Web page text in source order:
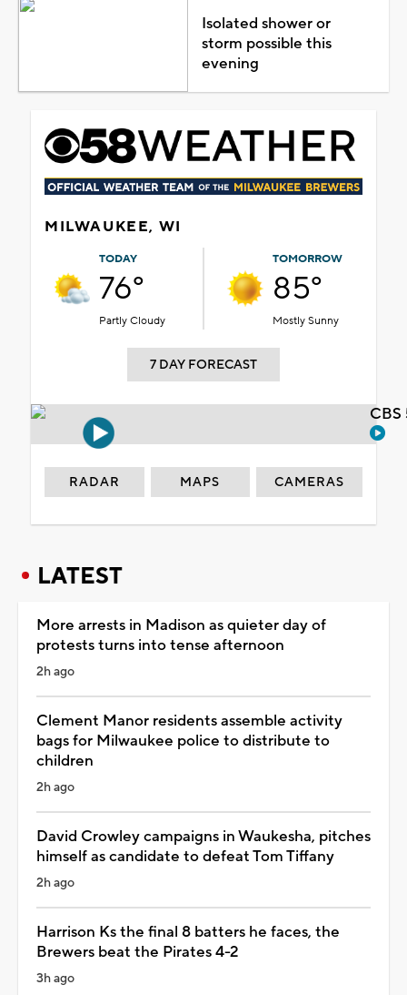
Isolated shower or
storm possible this
evening
MILWAUKEE, WI
TODAY
76°
Partly Cloudy
TOMORROW
85°
Mostly Sunny
7 DAY FORECAST
RADAR MAPS CAMERAS
LATEST
More arrests in Madison as quieter day of
protests turns into tense afternoon
2h ago
Clement Manor residents assemble activity
bags for Milwaukee police to distribute to
children
2h ago
David Crowley campaigns in Waukesha, pitches
himself as candidate to defeat Tom Tiffany
2h ago
Harrison Ks the final 8 batters he faces, the
Brewers beat the Pirates 4-2
3h ago